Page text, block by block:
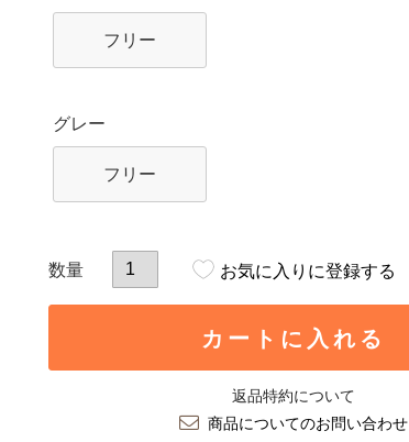
フリー
グレー
フリー
お気に入りに登録する
カートに入れる
返品特約について
商品についてのお問い合わせ